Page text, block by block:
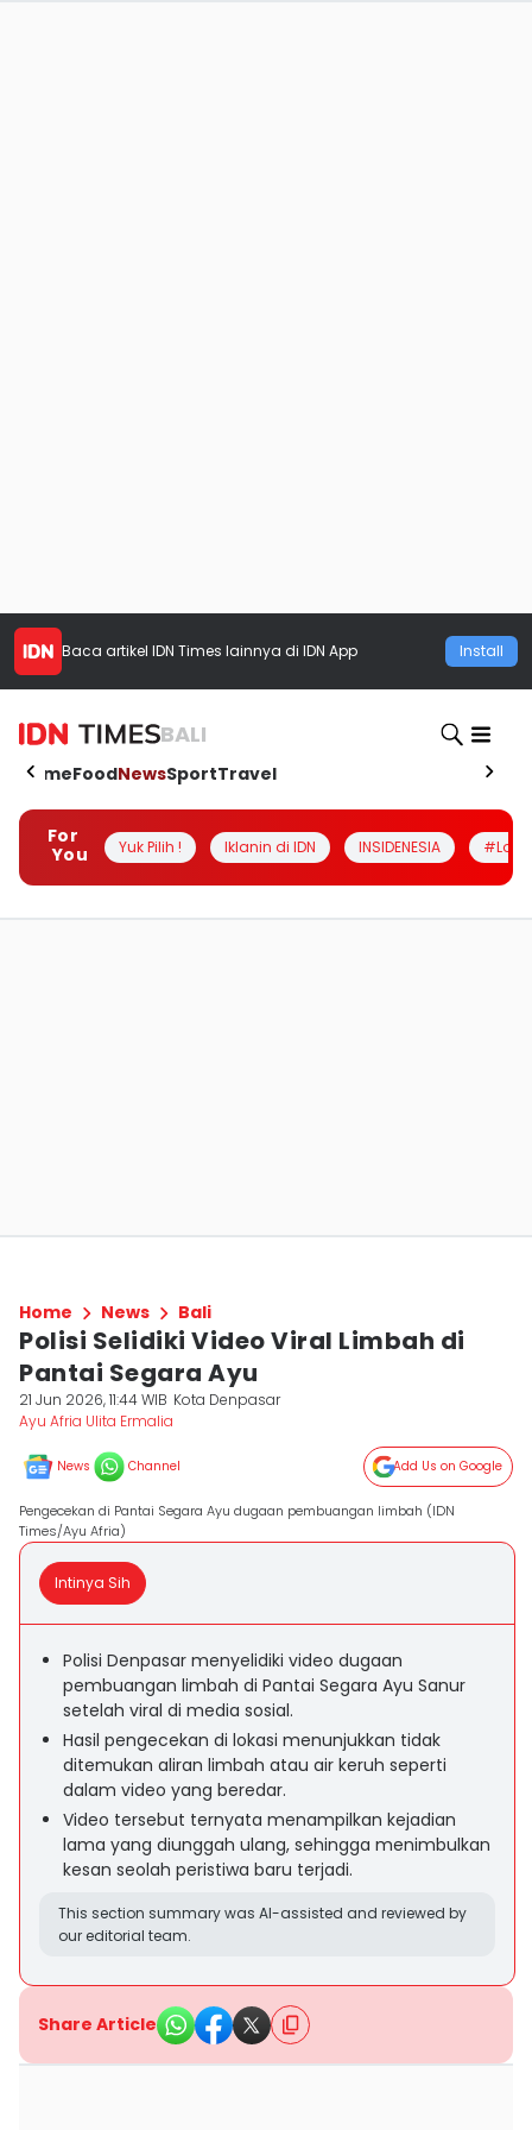
Baca artikel IDN Times lainnya di IDN App Install
BALI
HomeFoodNewsSportTravel
For
You
Yuk Pilih ! Iklanin di IDN INSIDENESIA
Home News Bali
Polisi Selidiki Video Viral Limbah di
Pantai Segara Ayu
21 Jun 2026, 11:44 WIB Kota Denpasar
Ayu Afria Ulita Ermalia
News Channel Add Us on Google
Pengecekan di Pantai Segara Ayu dugaan pembuangan limbah (IDN
Times/Ayu Afria)
Intinya Sih
Polisi Denpasar menyelidiki video dugaan
pembuangan limbah di Pantai Segara Ayu Sanur
setelah viral di media sosial.
Hasil pengecekan di lokasi menunjukkan tidak
ditemukan aliran limbah atau air keruh seperti
dalam video yang beredar.
Video tersebut ternyata menampilkan kejadian
lama yang diunggah ulang, sehingga menimbulkan
kesan seolah peristiwa baru terjadi.
This section summary was AI-assisted and reviewed by
our editorial team.
Share Article